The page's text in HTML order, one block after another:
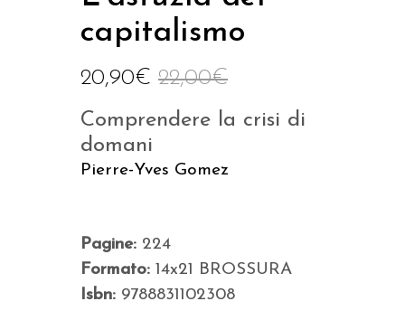
capitalismo
22,00€
20,90€
Comprendere la crisi di
domani
Pierre-Yves Gomez
Pagine: 224
Formato: 14x21 BROSSURA
Isbn: 9788831102308